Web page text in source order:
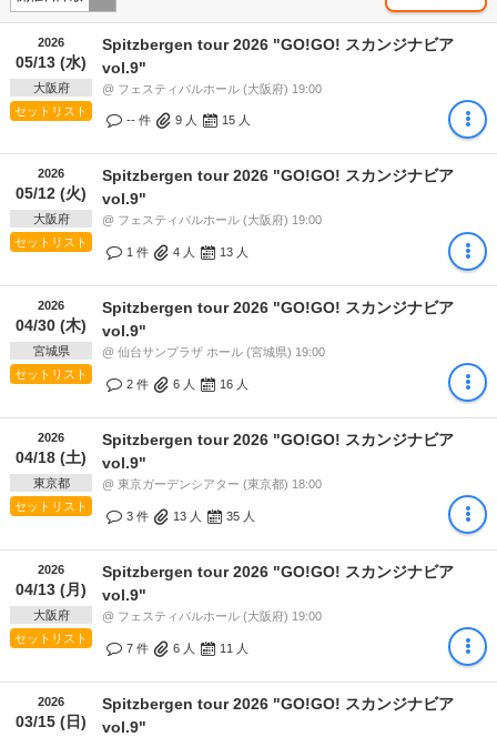
2026
05/13 (水)
大阪府
セットリスト
Spitzbergen tour 2026 "GO!GO! スカンジナビア
vol.9"
@ フェスティバルホール (大阪府) 19:00
-- 件 9 人 15 人
2026
05/12 (火)
大阪府
セットリスト
Spitzbergen tour 2026 "GO!GO! スカンジナビア
vol.9"
@ フェスティバルホール (大阪府) 19:00
1 件 4 人 13 人
2026
04/30 (木)
宮城県
セットリスト
Spitzbergen tour 2026 "GO!GO! スカンジナビア
vol.9"
@ 仙台サンプラザ ホール (宮城県) 19:00
2 件 6 人 16 人
2026
04/18 (土)
東京都
セットリスト
Spitzbergen tour 2026 "GO!GO! スカンジナビア
vol.9"
@ 東京ガーデンシアター (東京都) 18:00
3 件 13 人 35 人
2026
04/13 (月)
大阪府
セットリスト
Spitzbergen tour 2026 "GO!GO! スカンジナビア
vol.9"
@ フェスティバルホール (大阪府) 19:00
7 件 6 人 11 人
2026
03/15 (日)
Spitzbergen tour 2026 "GO!GO! スカンジナビア
vol.9"